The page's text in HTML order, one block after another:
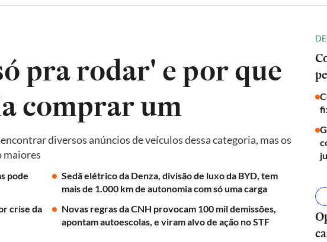
pra rodar' e por que
comprar um
diversos anúncios de veículos dessa categoria, mas os
maiores
pode
Sedã elétrico da Denza, divisão de luxo da BYD, tem
mais de 1.000 km de autonomia com só uma carga
crise da
Novas regras da CNH provocam 100 mil demissões,
apontam autoescolas, e viram alvo de ação no STF